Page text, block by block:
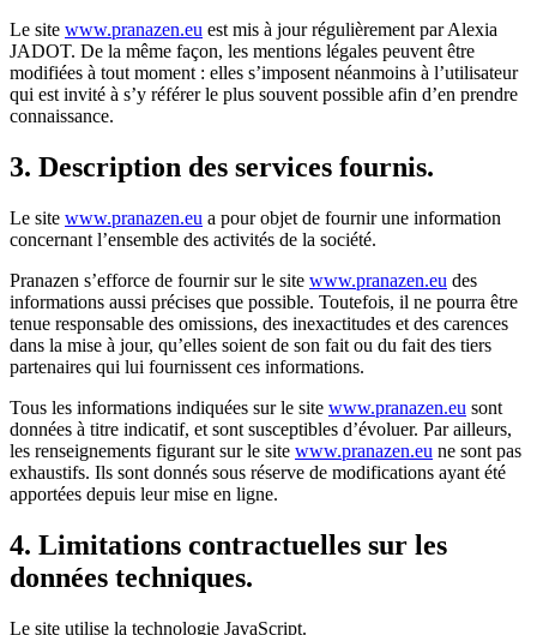
Le site www.pranazen.eu est mis à jour régulièrement par Alexia
JADOT. De la même façon, les mentions légales peuvent être
modifiées à tout moment : elles s’imposent néanmoins à l’utilisateur
qui est invité à s’y référer le plus souvent possible afin d’en prendre
connaissance.
3. Description des services fournis.
Le site www.pranazen.eu a pour objet de fournir une information
concernant l’ensemble des activités de la société.
Pranazen s’efforce de fournir sur le site www.pranazen.eu des
informations aussi précises que possible. Toutefois, il ne pourra être
tenue responsable des omissions, des inexactitudes et des carences
dans la mise à jour, qu’elles soient de son fait ou du fait des tiers
partenaires qui lui fournissent ces informations.
Tous les informations indiquées sur le site www.pranazen.eu sont
données à titre indicatif, et sont susceptibles d’évoluer. Par ailleurs,
les renseignements figurant sur le site www.pranazen.eu ne sont pas
exhaustifs. Ils sont donnés sous réserve de modifications ayant été
apportées depuis leur mise en ligne.
4. Limitations contractuelles sur les
données techniques.
Le site utilise la technologie JavaScript.